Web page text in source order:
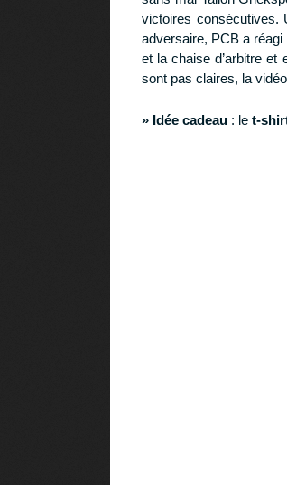
victoires consécutives.
adversaire, PCB a réagi
et la chaise d’arbitre
sont pas claires, la
» Idée cadeau : le t-